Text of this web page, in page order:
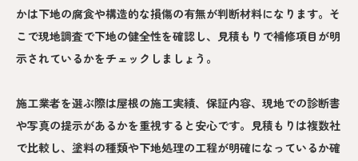
かは下地の腐食や構造的な損傷の有無が判断材料になります。そ
こで現地調査で下地の健全性を確認し、見積もりで補修項目が明
示されているかをチェックしましょう。
施工業者を選ぶ際は屋根の施工実績、保証内容、現地での診断書
や写真の提示があるかを重視すると安心です。見積もりは複数社
で比較し、塗料の種類や下地処理の工程が明確になっているか確